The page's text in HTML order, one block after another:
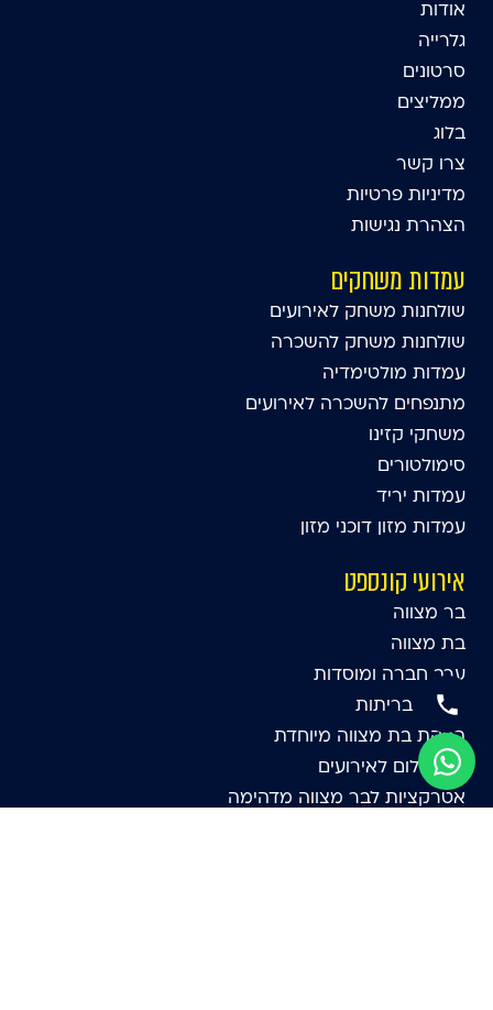
אודות
גלרייה
סרטונים
ממליצים
בלוג
צרו קשר
מדיניות פרטיות
הצהרת נגישות
עמדות משחקים
שולחנות משחק לאירועים
שולחנות משחק להשכרה
עמדות מולטימדיה
מתנפחים להשכרה לאירועים
משחקי קזינו
סימולטורים
עמדות יריד
עמדות מזון דוכני מזון
אירועי קונספט
בר מצווה
בת מצווה
ערב חברה ומוסדות
אירועי בריתות
הפקת בת מצווה מיוחדת
תא צילום לאירועים
אטרקציות לבר מצווה מדהימה